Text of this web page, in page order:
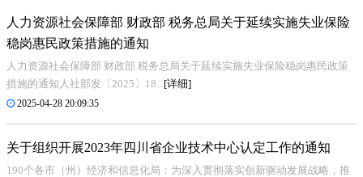
人力资源社会保障部 财政部 税务总局关于延续实施失业保险
稳岗惠民政策措施的通知
人力资源社会保障部 财政部 税务总局关于延续实施失业保险稳岗惠民政策
措施的通知人社部发〔2025〕18... [详细]
2025-04-28 20:09:35
关于组织开展2023年四川省企业技术中心认定工作的通知
190个各市（州）经济和信息化局：为深入贯彻落实创新驱动发展战略，推